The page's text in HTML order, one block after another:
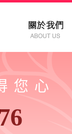
您心